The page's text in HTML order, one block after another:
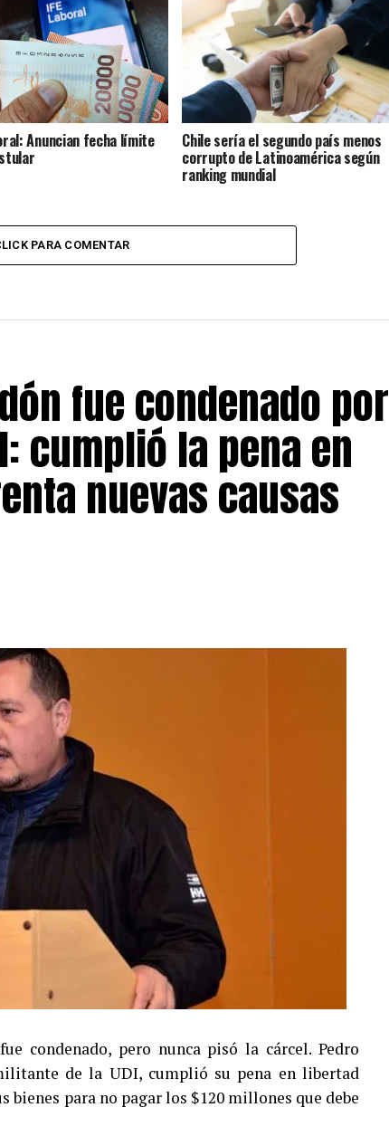
Anuncian fecha límite Chile sería el segundo país menos
corrupto de Latinoamérica según
ranking mundial
PARA COMENTAR
fue condenado por
cumplió la pena en
nuevas causas
condenado, pero nunca pisó la cárcel. Pedro
de la UDI, cumplió su pena en libertad
para no pagar los $120 millones que debe